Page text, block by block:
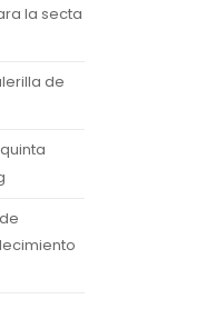
la secta
de